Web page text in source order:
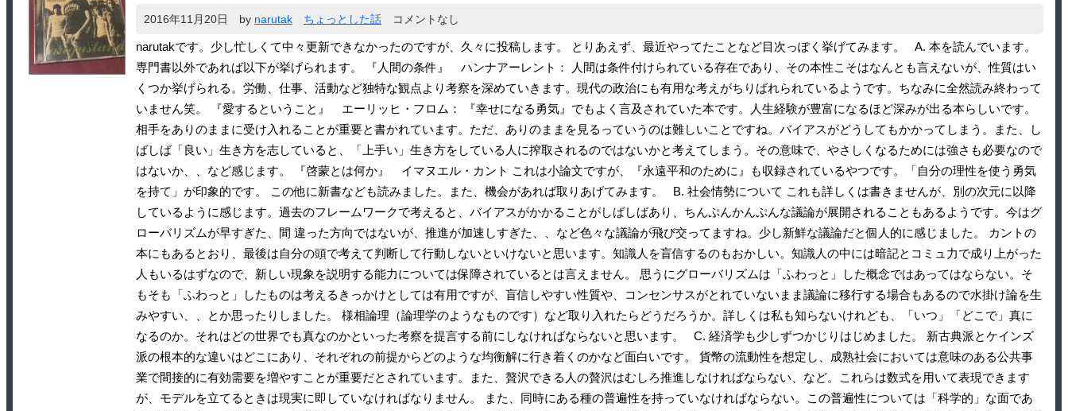
2016年11月20日 by narutak ちょっとした話 コメントなし
narutakです。少し忙しくて中々更新できなかったのですが、久々に投稿します。 とりあえず、最近やってたことなど目次っぽく挙げてみます。 A. 本を読んでいます。
専門書以外であれば以下が挙げられます。 『人間の条件』 ハンナアーレント： 人間は条件付けられている存在であり、その本性こそはなんとも言えないが、性質はい
くつか挙げられる。労働、仕事、活動など独特な観点より考察を深めていきます。現代の政治にも有用な考えがちりばれられているようです。ちなみに全然読み終わって
いません笑。 『愛するということ』 エーリッヒ・フロム： 『幸せになる勇気』でもよく言及されていた本です。人生経験が豊富になるほど深みが出る本らしいです。
相手をありのままに受け入れることが重要と書かれています。ただ、ありのままを見るっていうのは難しいことですね。バイアスがどうしてもかかってしまう。また、し
ばしば「良い」生き方を志していると、「上手い」生き方をしている人に搾取されるのではないかと考えてしまう。その意味で、やさしくなるためには強さも必要なので
はないか、、など感じます。 『啓蒙とは何か』 イマヌエル・カント これは小論文ですが、『永遠平和のために』も収録されているやつです。「自分の理性を使う勇気
を持て」が印象的です。 この他に新書なども読みました。また、機会があれば取りあげてみます。 B. 社会情勢について これも詳しくは書きませんが、別の次元に以降
しているように感じます。過去のフレームワークで考えると、バイアスがかかることがしばしばあり、ちんぷんかんぷんな議論が展開されることもあるようです。今はグ
ローバリズムが早すぎた、間 違った方向ではないが、推進が加速しすぎた、、など色々な議論が飛び交ってますね。少し新鮮な議論だと個人的に感じました。 カントの
本にもあるとおり、最後は自分の頭で考えて判断して行動しないといけないと思います。知識人を盲信するのもおかしい。知識人の中には暗記とコミュ力で成り上がった
人もいるはずなので、新しい現象を説明する能力については保障されているとは言えません。 思うにグローバリズムは「ふわっと」した概念ではあってはならない。そ
もそも「ふわっと」したものは考えるきっかけとしては有用ですが、盲信しやすい性質や、コンセンサスがとれていないまま議論に移行する場合もあるので水掛け論を生
みやすい、、とか思ったりしました。 様相論理（論理学のようなものです）など取り入れたらどうだろうか。詳しくは私も知らないけれども、「いつ」「どこで」真に
なるのか。それはどの世界でも真なのかといった考察を提言する前にしなければならないと思います。 C. 経済学も少しずつかじりはじめました。 新古典派とケインズ
派の根本的な違いはどこにあり、それぞれの前提からどのような均衡解に行き着くのかなど面白いです。 貨幣の流動性を想定し、成熟社会においては意味のある公共事
業で間接的に有効需要を増やすことが重要だとされています。また、贅沢できる人の贅沢はむしろ推進しなければならない、など。これらは数式を用いて表現できます
が、モデルを立てるときは現実に即していなければなりません。 また、同時にある種の普遍性を持っていなければならない。この普遍性については「科学的」な面であ